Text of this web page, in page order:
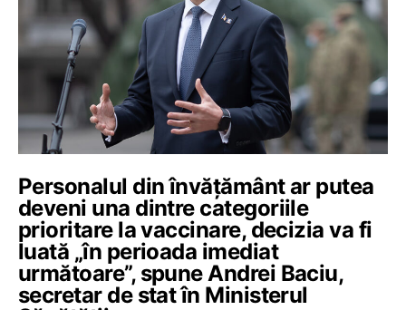
Personalul din învăţământ ar putea
deveni una dintre categoriile
prioritare la vaccinare, decizia va fi
luată „în perioada imediat
următoare”, spune Andrei Baciu,
secretar de stat în Ministerul